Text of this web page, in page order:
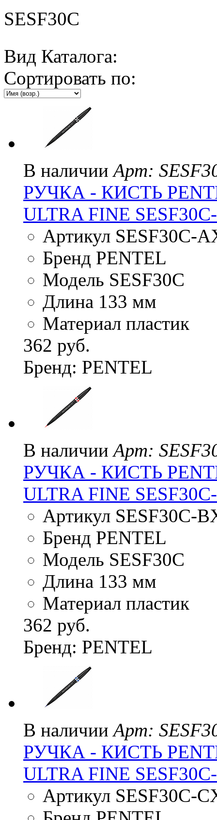
SESF30C
Вид Каталога:
Сортировать по:
В наличии Арт:
РУЧКА - КИСТЬ
ULTRA FINE
Артикул SESF30C-
Бренд PENTEL
Модель SESF30C
Длина 133 мм
Материал пластик
362 руб.
Бренд: PENTEL
В наличии Арт:
РУЧКА - КИСТЬ
ULTRA FINE
Артикул SESF30C-
Бренд PENTEL
Модель SESF30C
Длина 133 мм
Материал пластик
362 руб.
Бренд: PENTEL
В наличии Арт:
РУЧКА - КИСТЬ
ULTRA FINE
Артикул SESF30C-